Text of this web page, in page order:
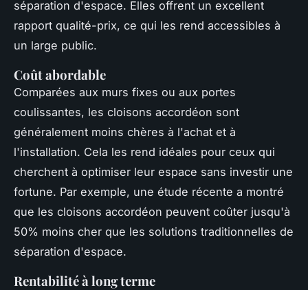
séparation d'espace. Elles offrent un excellent
rapport qualité-prix, ce qui les rend accessibles à
un large public.
Coût abordable
Comparées aux murs fixes ou aux portes
coulissantes, les cloisons accordéon sont
généralement moins chères à l'achat et à
l'installation. Cela les rend idéales pour ceux qui
cherchent à optimiser leur espace sans investir une
fortune. Par exemple, une étude récente a montré
que les cloisons accordéon peuvent coûter jusqu'à
50% moins cher que les solutions traditionnelles de
séparation d'espace.
Rentabilité à long terme